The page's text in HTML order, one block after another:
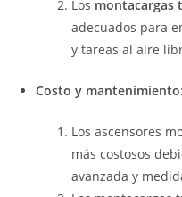
Los montacargas
adecuados para
y tareas al aire
Costo y mantenimiento:
Los ascensores
más costosos
avanzada y